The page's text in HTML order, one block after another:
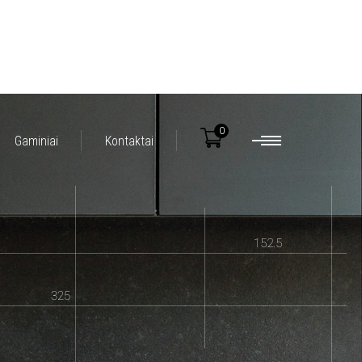
Gaminiai Kontaktai
0
325
152.5